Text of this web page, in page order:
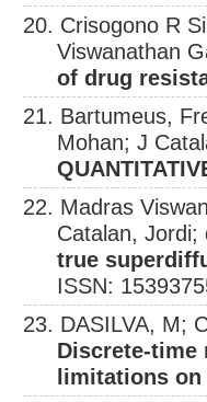
20. Crisogono R
Viswanathan
of drug
21. Bartumeus,
Mohan; J
22. Madras
Catalan,
true
ISSN:
23. DASILVA, M;
Discrete-time
limitations